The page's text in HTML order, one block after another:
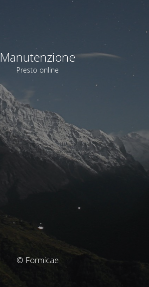
Manutenzione
Presto online
© Formicae